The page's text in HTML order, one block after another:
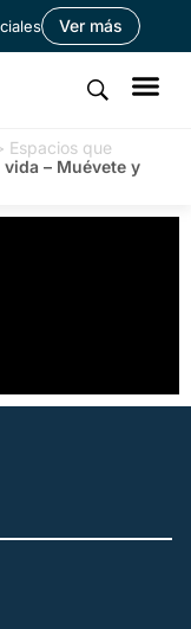
Ver más
Espacios que
– Muévete y